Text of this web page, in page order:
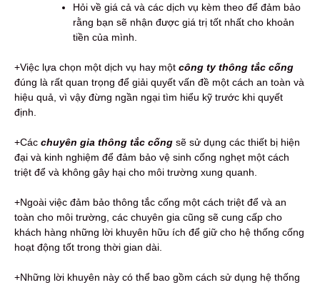
Hỏi về giá cả và các dịch vụ kèm theo để đảm bảo
rằng bạn sẽ nhận được giá trị tốt nhất cho khoản
tiền của mình.
+Việc lựa chọn một dịch vụ hay một công ty thông tắc cống
đúng là rất quan trọng để giải quyết vấn đề một cách an toàn và
hiệu quả, vì vậy đừng ngần ngại tìm hiểu kỹ trước khi quyết
định.
+Các chuyên gia thông tắc cống sẽ sử dụng các thiết bị hiện
đại và kinh nghiệm để đảm bảo vệ sinh cống nghẹt một cách
triệt để và không gây hại cho môi trường xung quanh.
+Ngoài việc đảm bảo thông tắc cống một cách triệt để và an
toàn cho môi trường, các chuyên gia cũng sẽ cung cấp cho
khách hàng những lời khuyên hữu ích để giữ cho hệ thống cống
hoạt động tốt trong thời gian dài.
+Những lời khuyên này có thể bao gồm cách sử dụng hệ thống